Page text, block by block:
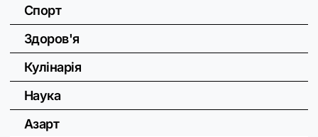
Спорт
Здоров'я
Кулінарія
Наука
Азарт